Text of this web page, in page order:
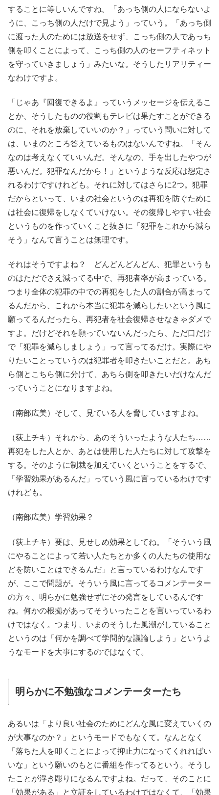
することに等しいんですね。「あっち側の人にならないよ
うに、こっち側の人だけで見よう」っていう。「あっち側
に渡った人のためには放送をせず、こっち側の人であっち
側を叩くことによって、こっち側の人のセーフティネット
を守っていきましょう」みたいな。そうしたリアリティー
なわけですよ。
「じゃあ『回復できるよ』っていうメッセージを伝えるこ
とか、そうしたものの役割もテレビは果たすことができる
のに、それを放棄していいのか？」っていう問いに対して
は、いまのところ答えているものはないんですね。「そん
なのは考えなくていいんだ。そんなの、手を出したやつが
悪いんだ。犯罪なんだから！」というような反応は想定さ
れるわけですけれども。それに対してはさらに2つ。犯罪
だからといって、いまの社会というのは再犯を防ぐために
は社会に復帰をしなくていけない。その復帰しやすい社会
というものを作っていくこと抜きに「犯罪をこれから減ら
そう」なんて言うことは無理です。
それはそうですよね？ どんどんどんどん、犯罪というも
のはただでさえ減ってる中で、再犯者率が高まっている。
つまり全体の犯罪の中での再犯をした人の割合が高まって
るんだから、これから本当に犯罪を減らしたいという風に
願ってるんだったら、再犯者を社会復帰させなきゃダメで
すよ。だけどそれを願っていないんだったら、ただ口だけ
で「犯罪を減らしましょう」って言ってるだけ。実際にや
りたいことっていうのは犯罪者を叩きたいことだと。あち
ら側とこちら側に分けて、あちら側を叩きたいだけなんだ
っていうことになりますよね。
（南部広美）そして、見ている人を脅していますよね。
（荻上チキ）それから、あのそういったような人たち……
再犯をした人とか、あとは使用した人たちに対して攻撃を
する。そのように制裁を加えていくということをするで、
「学習効果があるんだ」っていう風に言っているわけです
けれども。
（南部広美）学習効果？
（荻上チキ）要は、見せしめ効果としてね。「そういう風
にやることによって若い人たちとか多くの人たちの使用な
どを防いことはできるんだ」と言っているわけなんです
が、ここで問題が。そういう風に言ってるコメンテーター
の方々、明らかに勉強せずにその発言をしているんです
ね。何かの根拠があってそういったことを言いっているわ
けではなく。つまり、いまのそうした風潮がしていること
というのは「何かを調べて学問的な議論しよう」というよ
うなモードを大事にするのではなくて。
明らかに不勉強なコメンテーターたち
あるいは「より良い社会のためにどんな風に変えていくの
が大事なのか？」というモードでもなくて。なんとなく
「落ちた人を叩くことによって抑止力になってくれればい
いな」という願いのもとに番組を作ってるという。そうし
たことが浮き彫りになるんですよね。だって、そのことに
「効果がある」と立証をしているわけではなくて、「効果